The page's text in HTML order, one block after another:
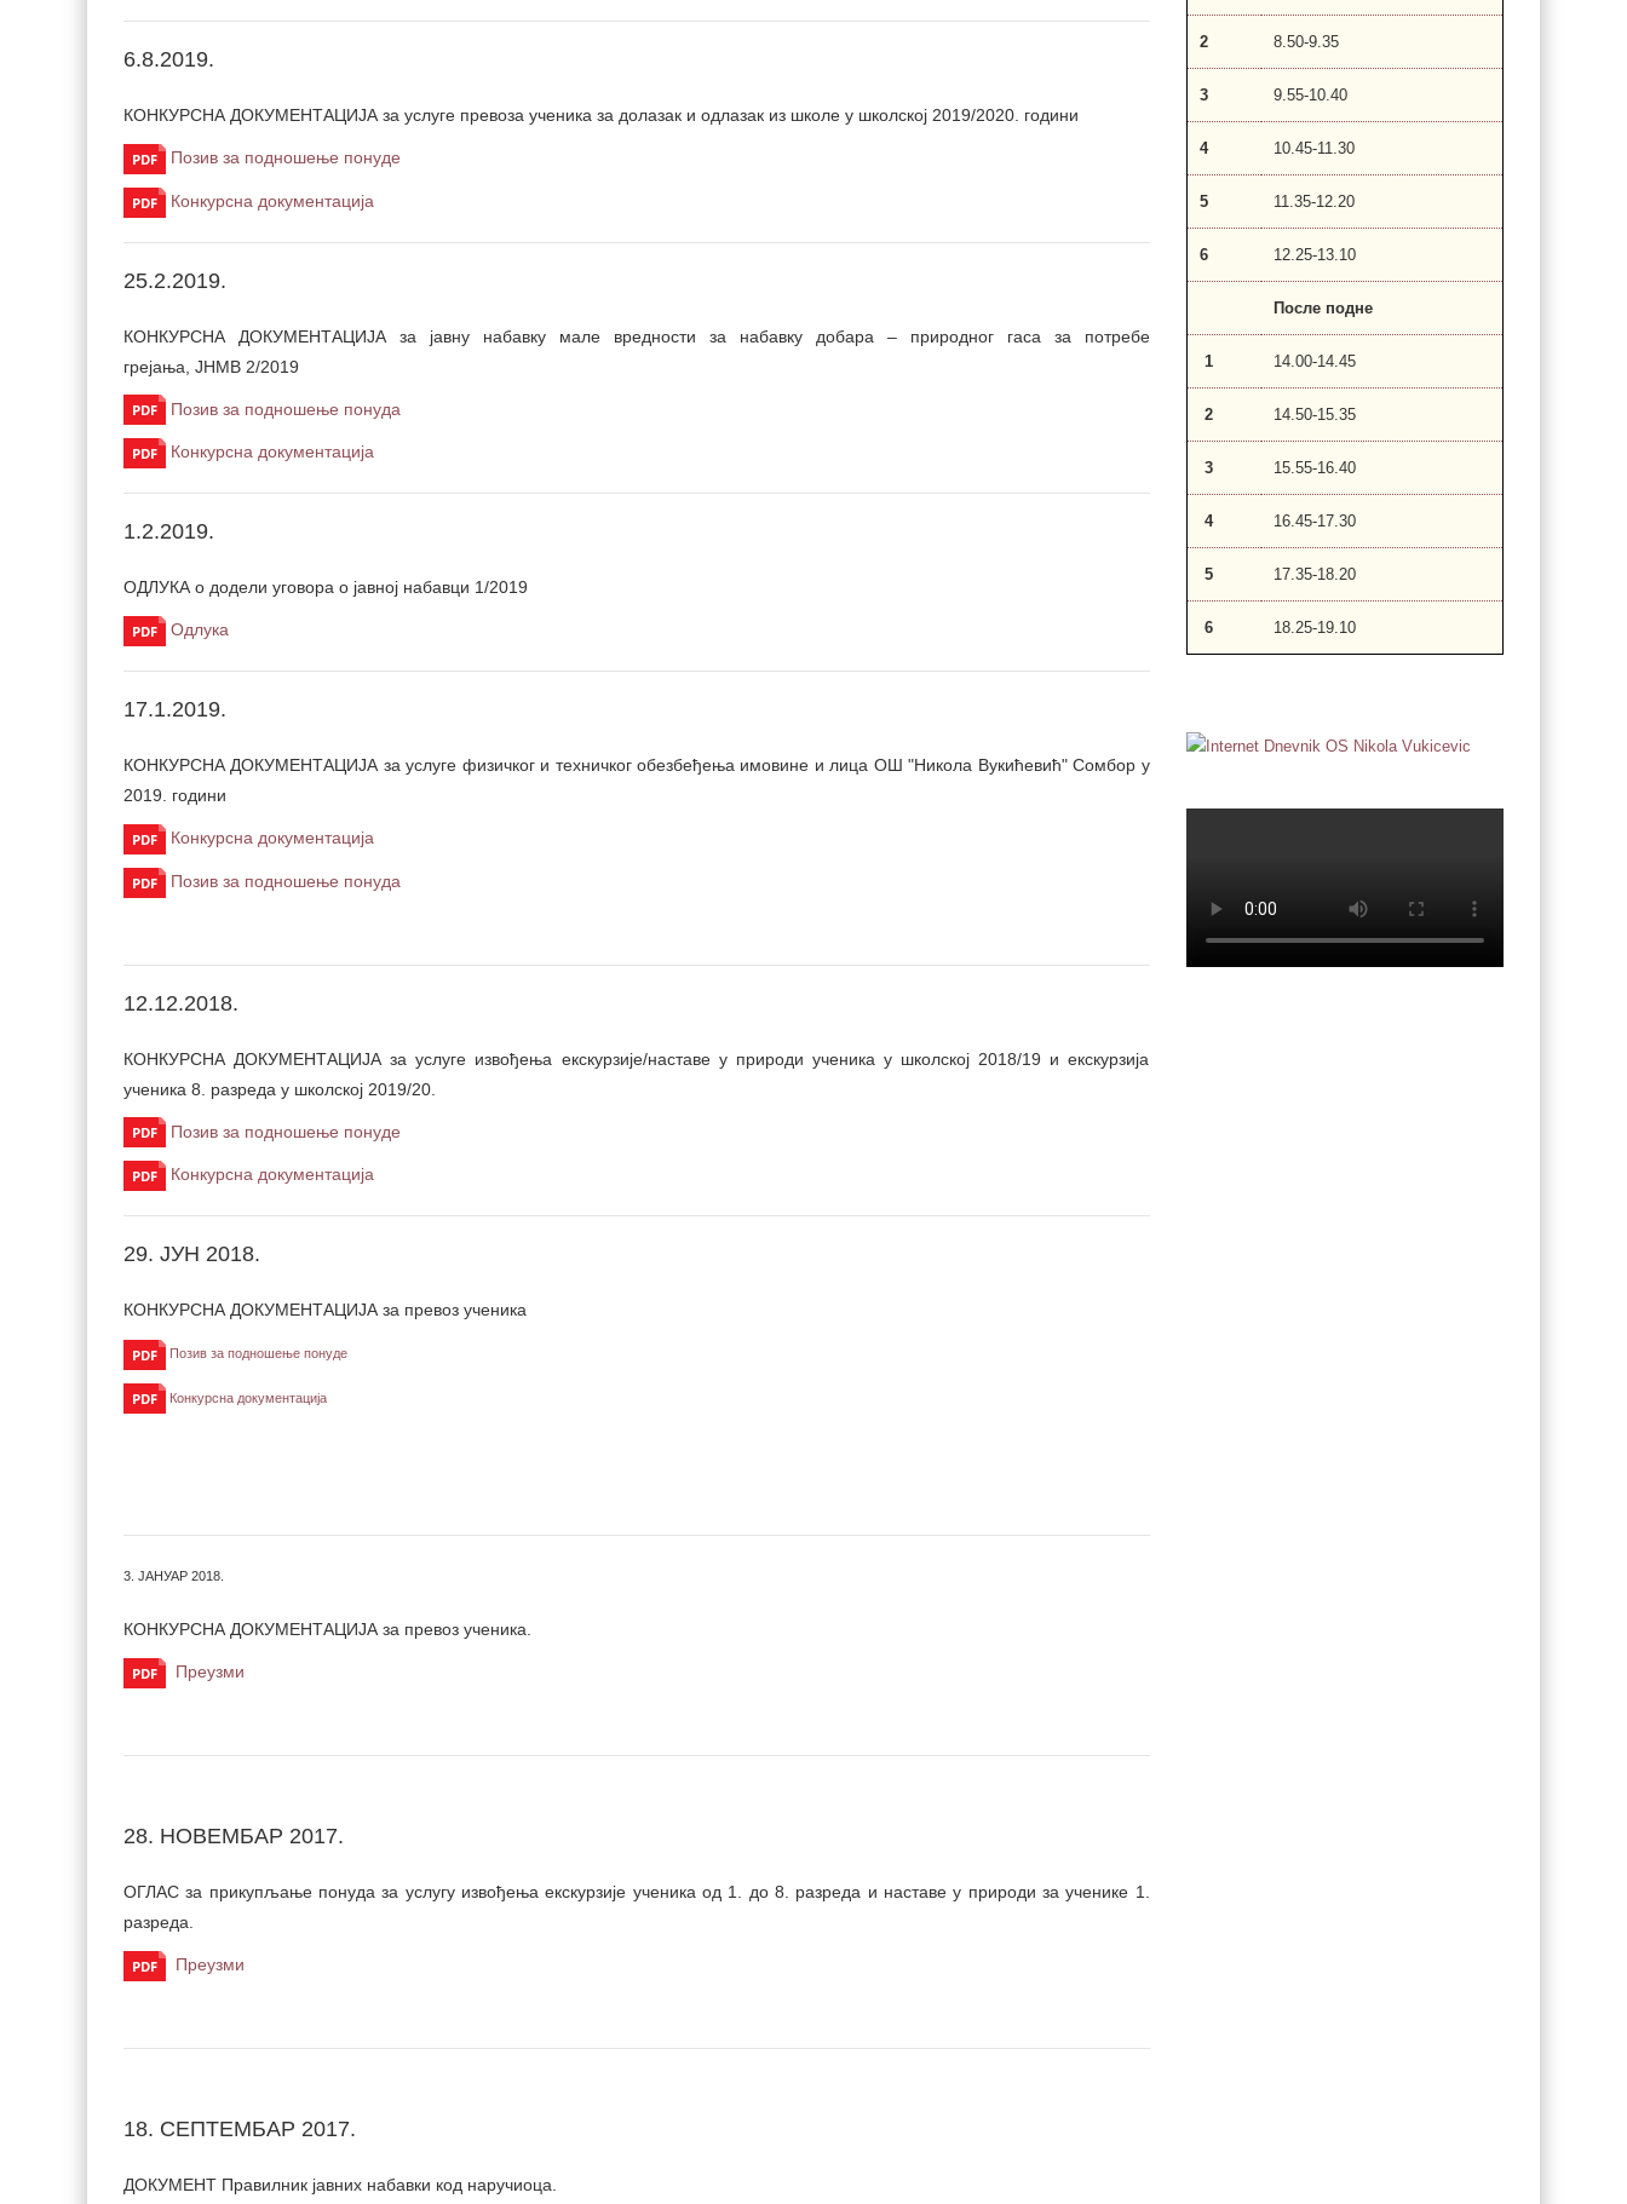
6.8.2019.
КОНКУРСНА ДОКУМЕНТАЦИЈА за услуге превоза ученика за долазак и одлазак из школе у школској 2019/2020. години
Позив за подношење понуде
Конкурсна документација
25.2.2019.
КОНКУРСНА ДОКУМЕНТАЦИЈА за јавну набавку мале вредности за набавку добара – природног гаса за потребе
грејања, ЈНМВ 2/2019
Позив за подношење понуда
Конкурсна документација
1.2.2019.
ОДЛУКА о додели уговора о јавној набавци 1/2019
Одлука
17.1.2019.
КОНКУРСНА ДОКУМЕНТАЦИЈА за услуге физичког и техничког обезбеђења имовине и лица ОШ "Никола Вукићевић" Сомбор у
2019. години
Конкурсна документација
Позив за подношење понуда
12.12.2018.
КОНКУРСНА ДОКУМЕНТАЦИЈА за услуге извођења екскурзије/наставе у природи ученика у школској 2018/19 и екскурзија
ученика 8. разреда у школској 2019/20.
Позив за подношење понуде
Конкурсна документација
29. ЈУН 2018.
КОНКУРСНА ДОКУМЕНТАЦИЈА за превоз ученика
Позив за подношење понуде
Конкурсна документација
3. ЈАНУАР 2018.
КОНКУРСНА ДОКУМЕНТАЦИЈА за превоз ученика.
Преузми
28. НОВЕМБАР 2017.
ОГЛАС за прикупљање понуда за услугу извођења екскурзије ученика од 1. до 8. разреда и наставе у природи за ученике 1
разреда.
Преузми
18. СЕПТЕМБАР 2017.
ДОКУМЕНТ Правилник јавних набавки код наручиоца.
2 8.50-9.35
3 9.55-10.40
4 10.45-11.30
5 11.35-12.20
6 12.25-13.10
После подне
1 14.00-14.45
2 14.50-15.35
3 15.55-16.40
4 16.45-17.30
5 17.35-18.20
6 18.25-19.10